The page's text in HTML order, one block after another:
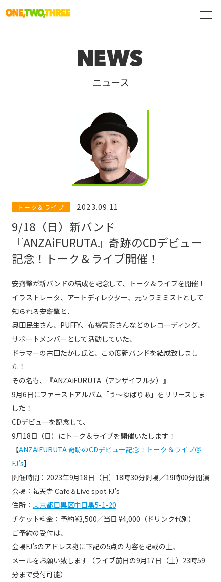
ニュース
トーク＆ライブ 2023.09.11
9/18（日）新バンド
『ANZAiFURUTA』奇跡のCDデビュー
記念！トーク＆ライブ開催！
安齋肇が新バンドの結成を記念して、トーク＆ライブを開催！
イラストレータ、アートディレクター、元ソラミミストとして
知られる安齋肇と、
奥田民生さん、PUFFY、布袋寅泰さんなどのレコーディング、
サポートメンバーとして活動していた、
ドラマーの古田たかし氏と、この度新バンドを結成致しまし
た！
その名も、『ANZAiFURUTA（アンザイフルタ）』
9月6日にファーストアルバム「う〜ゆばりあ」をリリースしま
した！
CDデビューを記念して、
9月18日（日）にトーク＆ライブを開催いたします！
【ANZAiFURUTA 奇跡のCDデビュー記念！トーク＆ライブ＠
FJ’s】
開催時間：2023年9月18日（日）18時30分開場／19時00分開演
会場：祐天寺 Cafe＆Live spot FJ’s
住所： 東京都目黒区中目黒5-1-20
チケット料金：予約 ¥3,500／当日 ¥4,000（ドリンク代別）
ご予約の受付は、
会場FJ’sのアドレス宛に下記の5点の内容を記載の上、
メールをお願い致します（ライブ前日の9月17日（土）23時59
分まで受付可能）